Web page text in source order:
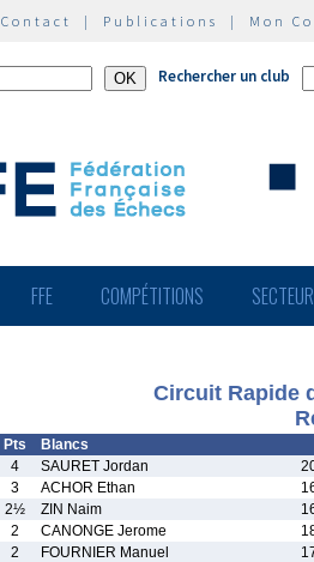
Contact | Publications | Mon
Rechercher un club
FFE COMPÉTITIONS
Circuit Rapide
Pts
Blancs
4 SAURET Jordan
3 ACHOR Ethan
2½ ZIN Naim
2 CANONGE Jerome
2 FOURNIER Manuel